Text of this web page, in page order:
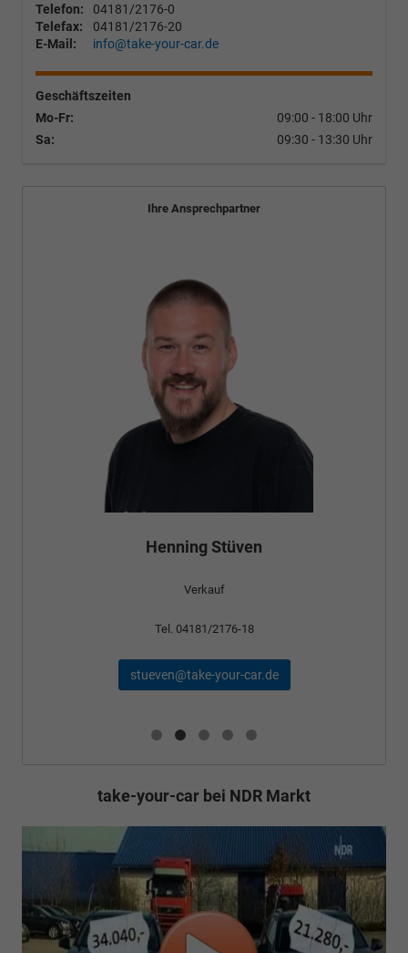
Telefon:
04181/2176-0
Telefax:
04181/2176-20
E-Mail:
info@take-your-car.de
Geschäftszeiten
Mo-Fr:
09:00 - 18:00 Uhr
Sa:
09:30 - 13:30 Uhr
Ihre Ansprechpartner
Henning Stüven
Verkauf
Tel. 04181/2176-18
stueven@take-your-car.de
take-your-car bei NDR Markt